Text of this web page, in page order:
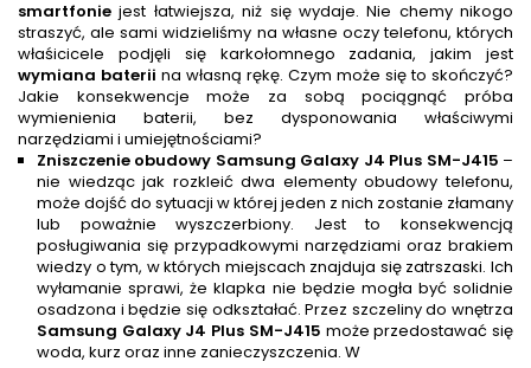
smartfonie jest łatwiejsza, niż się wydaje. Nie chemy nikogo
straszyć, ale sami widzieliśmy na własne oczy telefonu, których
właśicicele podjęli się karkołomnego zadania, jakim jest
wymiana baterii na własną rękę. Czym może się to skończyć?
Jakie konsekwencje może za sobą pociągnąć próba
wymienienia baterii, bez dysponowania właściwymi
narzędziami i umiejętnościami?
Zniszczenie obudowy Samsung Galaxy J4 Plus SM-J415 –
nie wiedząc jak rozkleić dwa elementy obudowy telefonu,
może dojść do sytuacji w której jeden z nich zostanie złamany
lub poważnie wyszczerbiony. Jest to konsekwencją
posługiwania się przypadkowymi narzędziami oraz brakiem
wiedzy o tym, w których miejscach znajduja się zatrszaski. Ich
wyłamanie sprawi, że klapka nie będzie mogła być solidnie
osadzona i będzie się odkształać. Przez szczeliny do wnętrza
Samsung Galaxy J4 Plus SM-J415 może przedostawać się
woda, kurz oraz inne zanieczyszczenia. W